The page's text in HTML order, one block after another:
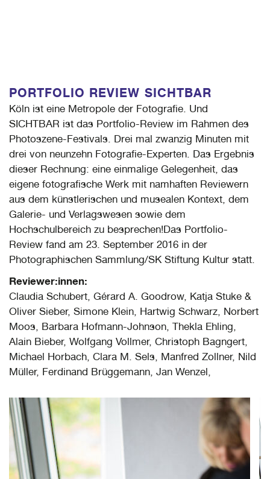
PORTFOLIO REVIEW SICHTBAR
Köln ist eine Metropole der Fotografie. Und
SICHTBAR ist das Portfolio-Review im Rahmen des
Photoszene-Festivals. Drei mal zwanzig Minuten mit
drei von neunzehn Fotografie-Experten. Das Ergebnis
dieser Rechnung: eine einmalige Gelegenheit, das
eigene fotografische Werk mit namhaften Reviewern
aus dem künstlerischen und musealen Kontext, dem
Galerie- und Verlagswesen sowie dem
Hochschulbereich zu besprechen!Das Portfolio-
Review fand am 23. September 2016 in der
Photographischen Sammlung/SK Stiftung Kultur statt.
Reviewer:innen:
Claudia Schubert, Gérard A. Goodrow, Katja Stuke &
Oliver Sieber, Simone Klein, Hartwig Schwarz, Norbert
Moos, Barbara Hofmann-Johnson, Thekla Ehling,
Alain Bieber, Wolfgang Vollmer, Christoph Bagngert,
Michael Horbach, Clara M. Sels, Manfred Zollner, Nild
Müller, Ferdinand Brüggemann, Jan Wenzel,